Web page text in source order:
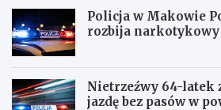
Policja w Makowie
rozbija
Nietrzeźwy 64-latek
jazdę bez pasów w